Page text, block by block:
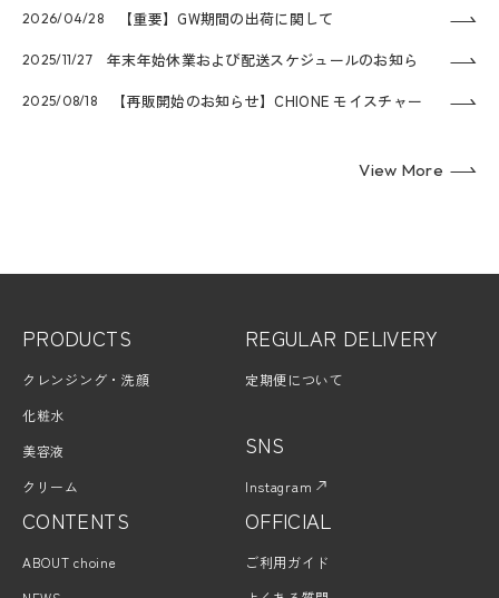
2026/04/28 【重要】GW期間の出荷に関して
2025/11/27
年末年始休業および配送スケジュールのお知ら
2025/08/18
【再販開始のお知らせ】CHIONE モイスチャー
View More
PRODUCTS
クレンジング・洗顔
化粧水
美容液
クリーム
REGULAR DELIVERY
定期便について
SNS
Instagram
CONTENTS
ABOUT choine
OFFICIAL
ご利用ガイド